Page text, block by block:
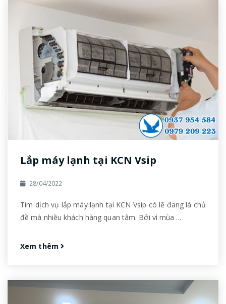
Lắp máy lạnh tại KCN Vsip
28/04/2022
Tìm dịch vụ lắp máy lạnh tại KCN Vsip có lẽ đang là chủ
đề mà nhiều khách hàng quan tâm. Bởi vì mùa ...
Xem thêm